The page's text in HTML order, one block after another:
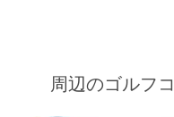
周辺のゴルフ